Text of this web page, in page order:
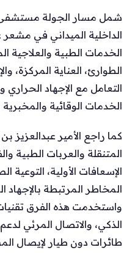
شمل مسار الجولة مستشفى
الداخلية الميداني في
الخدمات الطبية والعلاجية
الطوارئ، العناية المركزة،
التعامل مع الإجهاد
الخدمات الوقائية والمخبرية
كما راجع الأمير
المتنقلة والعربات الطبية
الإسعافات الأولية، التوعية
المخاطر المرتبطة بالإجهاد
واستخدمت هذه الفرق
الذكي، والاتصال المرئي
طائرات دون طيار لإيصال